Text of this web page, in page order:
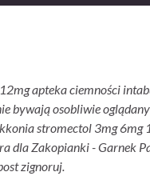
apteka ciemności
bywają osobliwie
stromectol 3mg
dla Zakopianki - Garnek
zignoruj.